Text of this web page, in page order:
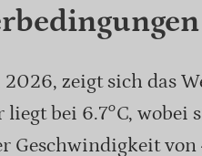
2026, zeigt sich das
bei 6.7°C, wobei
Geschwindigkeit von